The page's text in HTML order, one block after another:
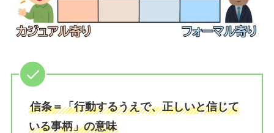
信条＝「行動するうえで、正しいと信じて
いる事柄」の意味